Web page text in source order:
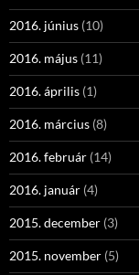
2016. június (10)
2016. május (11)
2016. április (1)
2016. március (8)
2016. február (14)
2016. január (4)
2015. december (3)
2015. november (5)